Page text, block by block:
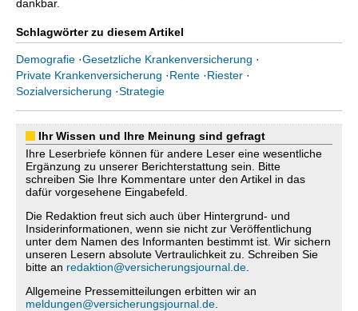
dankbar.
Schlagwörter zu diesem Artikel
Demografie ·Gesetzliche Krankenversicherung ·
Private Krankenversicherung ·Rente ·Riester ·
Sozialversicherung ·Strategie
Ihr Wissen und Ihre Meinung sind gefragt
Ihre Leserbriefe können für andere Leser eine wesentliche
Ergänzung zu unserer Berichterstattung sein. Bitte
schreiben Sie Ihre Kommentare unter den Artikel in das
dafür vorgesehene Eingabefeld.
Die Redaktion freut sich auch über Hintergrund- und
Insiderinformationen, wenn sie nicht zur Veröffentlichung
unter dem Namen des Informanten bestimmt ist. Wir sichern
unseren Lesern absolute Vertraulichkeit zu. Schreiben Sie
bitte an redaktion@versicherungsjournal.de
Allgemeine Pressemitteilungen erbitten wir an
meldungen@versicherungsjournal.de